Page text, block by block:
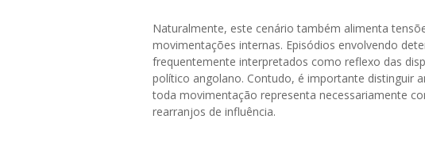
Naturalmente, este cenário também alimenta
movimentações internas. Episódios envolvendo
frequentemente interpretados como reflexo das
político angolano. Contudo, é importante distinguir
toda movimentação representa necessariamente
rearranjos de influência.